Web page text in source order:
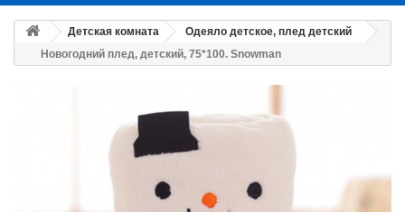
Детская комната
Одеяло детское, плед детский
Новогодний плед, детский, 75*100. Snowman